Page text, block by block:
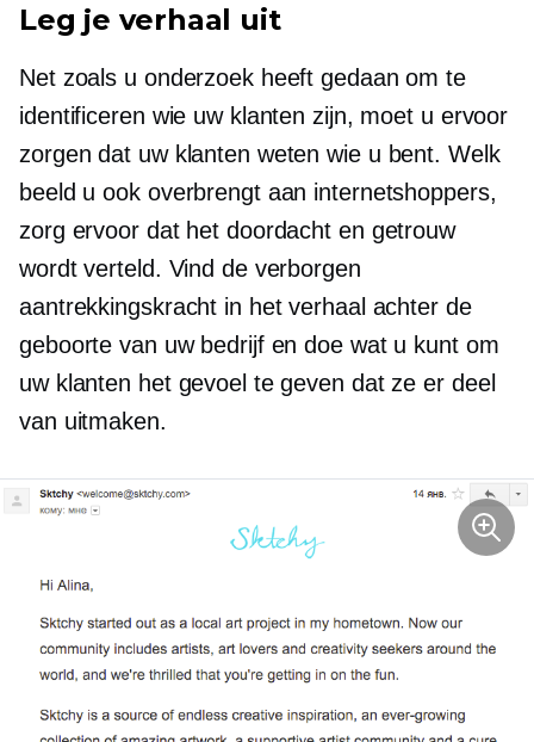
Leg je verhaal uit
Net zoals u onderzoek heeft gedaan om te
identificeren wie uw klanten zijn, moet u ervoor
zorgen dat uw klanten weten wie u bent. Welk
beeld u ook overbrengt aan internetshoppers,
zorg ervoor dat het doordacht en getrouw
wordt verteld. Vind de verborgen
aantrekkingskracht in het verhaal achter de
geboorte van uw bedrijf en doe wat u kunt om
uw klanten het gevoel te geven dat ze er deel
van uitmaken.